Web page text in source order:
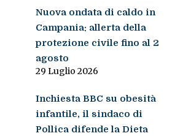
Nuova ondata di caldo in
Campania: allerta della
protezione civile fino al 2
agosto
29 Luglio 2026
Inchiesta BBC su obesità
infantile, il sindaco di
Pollica difende la Dieta